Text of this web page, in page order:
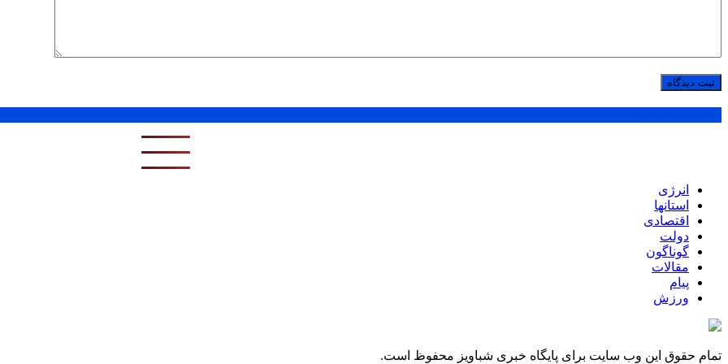
انرژی
استانها
اقتصادی
دولت
گوناگون
مقالات
پیام
ورزش
تمام حقوق این وب سایت برای پایگاه خبری شباویز محفوظ است.